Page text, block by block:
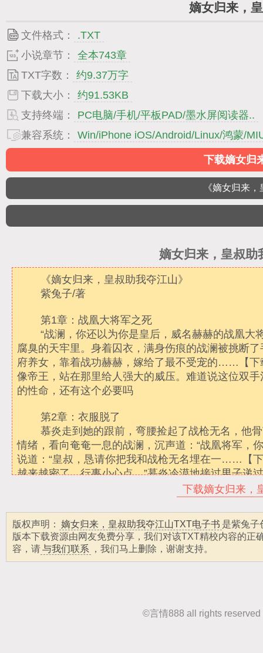
嫡女归来，
文件格式：
.TXT
小说章节：
全本743章
TXT字数：
约9.37万字
下载大小：
约91.53KB
支持终端：
PC电脑/手机/平板PAD/墨水屏阅读器..
兼容系统：
Win/iPhone iOS/Android/Linux/鸿蒙/
下载嫡女归
《嫡女归来
嫡女归来，皇叔助
下载嫡女归来，
版权声明： 嫡女归来，皇叔助我夺江山TXT电子书 是紫兔子
版本下载资源由网友免费分享，我们对该TXT精校内容的
容，请与我们联系 ，我们马上删除，谢谢支持。
©言情888 all rights